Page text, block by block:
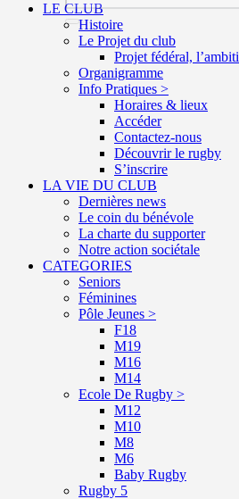
LE CLUB
Histoire
Le Projet du club
Projet fédéral,
Organigramme
Info Pratiques >
Horaires & lieux
Accéder
Contactez-nous
Découvrir le rugby
S’inscrire
LA VIE DU CLUB
Dernières news
Le coin du bénévole
La charte du supporter
Notre action sociétale
CATEGORIES
Seniors
Féminines
Pôle Jeunes >
F18
M19
M16
M14
Ecole De Rugby >
M12
M10
M8
M6
Baby Rugby
Rugby 5